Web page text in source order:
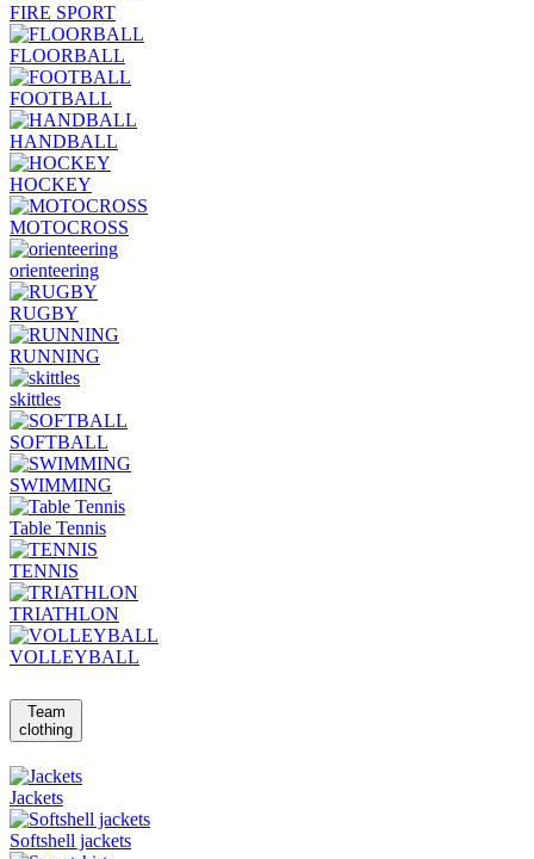
FIRE SPORT
FLOORBALL
FOOTBALL
HANDBALL
HOCKEY
MOTOCROSS
orienteering
RUGBY
RUNNING
skittles
SOFTBALL
SWIMMING
Table Tennis
TENNIS
TRIATHLON
VOLLEYBALL
Team
clothing
Jackets
Softshell jackets